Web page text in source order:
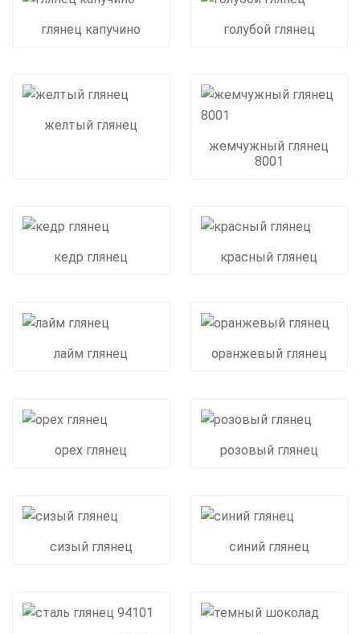
глянец капучино голубой глянец
желтый глянец
жемчужный глянец
8001
кедр глянец красный глянец
лайм глянец оранжевый глянец
орех глянец розовый глянец
сизый глянец синий глянец